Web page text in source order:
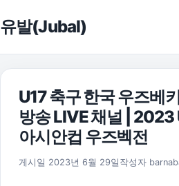
유발(Jubal)
U17 축구 한국 우즈베
방송 LIVE 채널 | 2023
아시안컵 우즈벡전
게시일 2023년 6월 29일 2026년 8월 1
작성자